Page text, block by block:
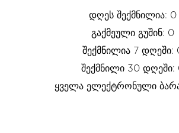
დღეს შექმნილია: 0
გაქმეული გუშინ: 0
შექმნილია 7 დღეში:
შექმნილი 30 დღეში:
ყველა ელექტრონული